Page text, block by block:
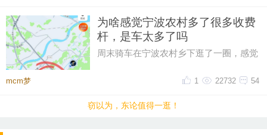
为啥感觉宁波农村多了很多收费
杆，是车太多了吗
周末骑车在宁波农村乡下逛了一圈，感觉
了，感觉几乎每个村头都有收费杆
mcm梦 54
22732
1
窃以为，东论值得一逛！